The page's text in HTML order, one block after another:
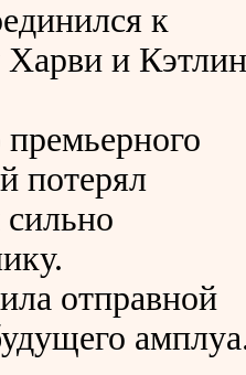
к
и Кэтлин
потерял
отправной